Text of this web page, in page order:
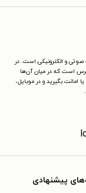
صوتی و الکترونیکی است. در
است که در میان آن‌ها
امانت بگیرید و در موبایل،
پیشنهادی